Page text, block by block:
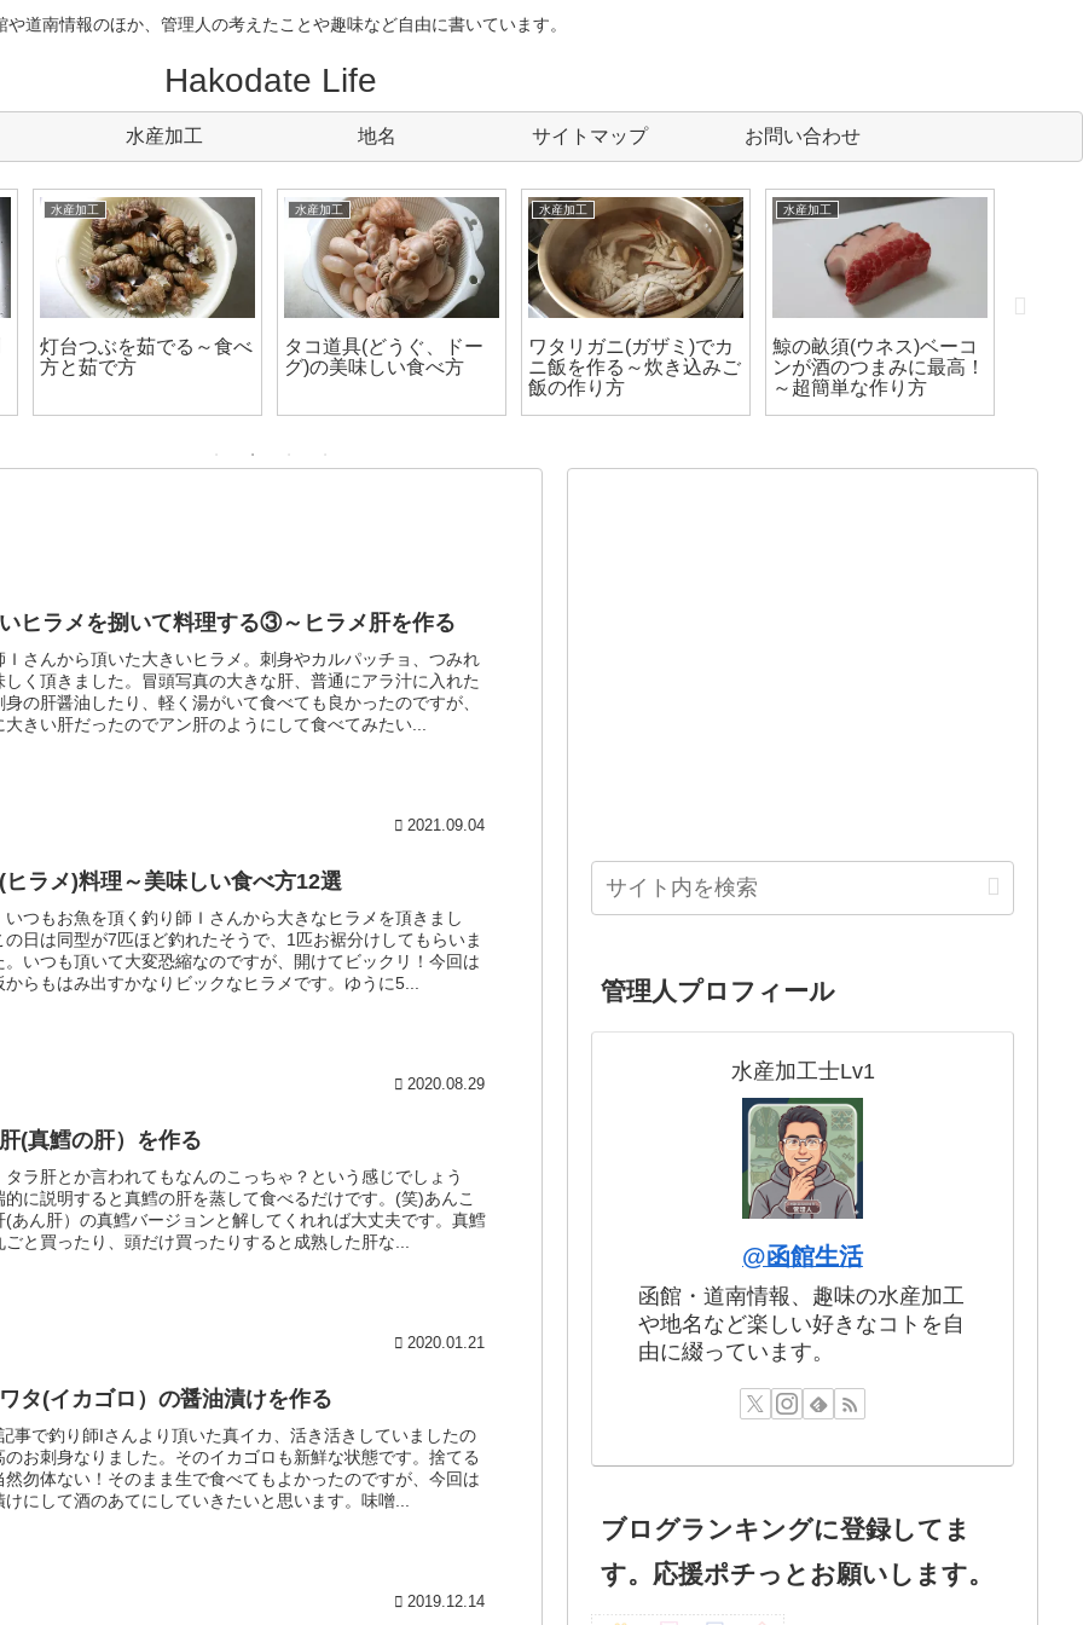
や道南情報のほか、管理人の考えたことや趣味など自由に書いています。
Hakodate Life
水産加工 地名 サイトマップ お問い合わせ
水産加工
灯台つぶを茹でる～食べ
方と茹で方
水産加工
タコ道具(どうぐ、ドー
グ)の美味しい食べ方
水産加工
ワタリガニ(ガザミ)でカ
ニ飯を作る～炊き込みご
飯の作り方
水産加工
鯨の畝須(ウネス)ベーコ
ンが酒のつまみに最高！
～超簡単な作り方
ヒラメを捌いて料理する③～ヒラメ肝を作る
Ｉさんから頂いた大きいヒラメ。刺身やカルパッチョ、つみれ
しく頂きました。冒頭写真の大きな肝、普通にアラ汁に入れた
身の肝醤油したり、軽く湯がいて食べても良かったのですが、
大きい肝だったのでアン肝のようにして食べてみたい...
2021.09.04
ヒラメ)料理～美味しい食べ方12選
いつもお魚を頂く釣り師Ｉさんから大きなヒラメを頂きまし
の日は同型が7匹ほど釣れたそうで、1匹お裾分けしてもらいま
。いつも頂いて大変恐縮なのですが、開けてビックリ！今回は
からもはみ出すかなりビックなヒラメです。ゆうに5...
2020.08.29
(真鱈の肝）を作る
タラ肝とか言われてもなんのこっちゃ？という感じでしょう
的に説明すると真鱈の肝を蒸して食べるだけです。(笑)あんこ
(あん肝）の真鱈バージョンと解してくれれば大丈夫です。真鱈
ごと買ったり、頭だけ買ったりすると成熟した肝な...
2020.01.21
タ(イカゴロ）の醤油漬けを作る
事で釣り師Iさんより頂いた真イカ、活き活きしていましたの
のお刺身なりました。そのイカゴロも新鮮な状態です。捨てる
然勿体ない！そのまま生で食べてもよかったのですが、今回は
けにして酒のあてにしていきたいと思います。味噌...
2019.12.14
管理人プロフィール
水産加工士Lv1
@函館生活
函館・道南情報、趣味の水産加工
や地名など楽しい好きなコトを自
由に綴っています。
ブログランキングに登録してま
す。応援ポチっとお願いします。